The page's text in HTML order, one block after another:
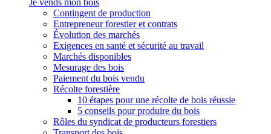
Je vends mon bois
Contingent de production
Entrepreneur forestier et contrats
Évolution des marchés
Exigences en santé et sécurité au travail
Marchés disponibles
Mesurage des bois
Paiement du bois vendu
Récolte forestière
10 étapes pour une récolte de bois réussie
5 conseils pour produire du bois
Rôles du syndicat de producteurs forestiers